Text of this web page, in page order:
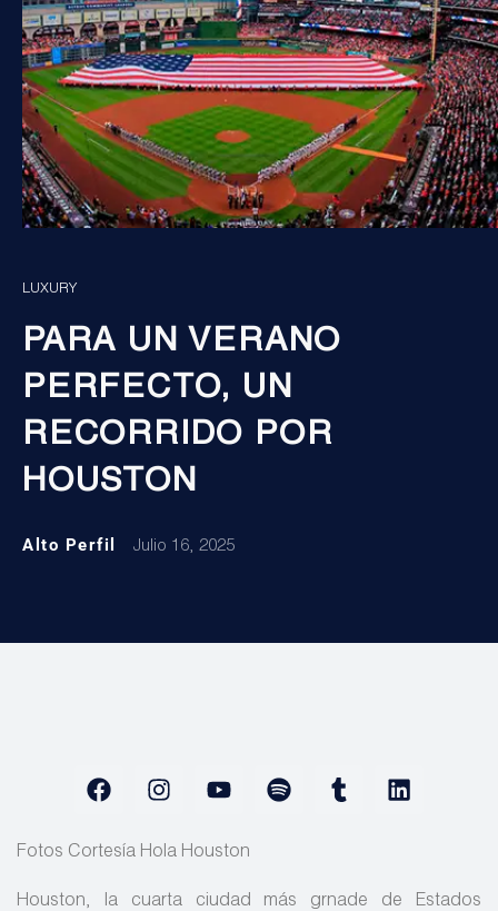
LUXURY
PARA UN VERANO
PERFECTO, UN
RECORRIDO POR
HOUSTON
Alto Perfil Julio 16, 2025
Fotos Cortesía Hola Houston
Houston, la cuarta ciudad más grnade de Estados